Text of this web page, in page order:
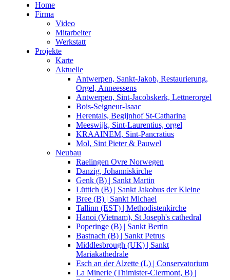
Home
Firma
Video
Mitarbeiter
Werkstatt
Projekte
Karte
Aktuelle
Antwerpen, Sankt-Jakob, Restaurierung,
Orgel, Anneessens
Antwerpen, Sint-Jacobskerk, Lettnerorgel
Bois-Seigneur-Isaac
Herentals, Begijnhof St-Catharina
Meeswijk, Sint-Laurentius, orgel
KRAAINEM, Sint-Pancratius
Mol, Sint Pieter & Pauwel
Neubau
Raelingen Ovre Norwegen
Danzig, Johanniskirche
Genk (B) | Sankt Martin
Lüttich (B) | Sankt Jakobus der Kleine
Bree (B) | Sankt Michael
Tallinn (EST) | Methodistenkirche
Hanoi (Vietnam), St Joseph's cathedral
Poperinge (B) | Sankt Bertin
Bastnach (B) | Sankt Petrus
Middlesbrough (UK) | Sankt
Mariakathedrale
Esch an der Alzette (L) | Conservatorium
La Minerie (Thimister-Clermont, B) |